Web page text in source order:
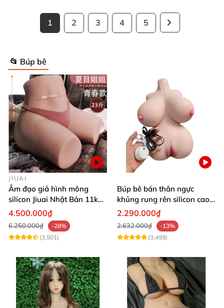
1 2 3 4 5
📂 Búp bê
JIUAI
Âm đạo giả hình mông
silicon Jiuai Nhật Bản 11kg
kích cỡ thật
4.500.000₫
6.250.000₫
-28%
(3,501)
Búp bê bán thân ngực
khủng rung rên silicon cao
cấp kích thích cực đã
2.290.000₫
2.632.000₫
-13%
(3,499)